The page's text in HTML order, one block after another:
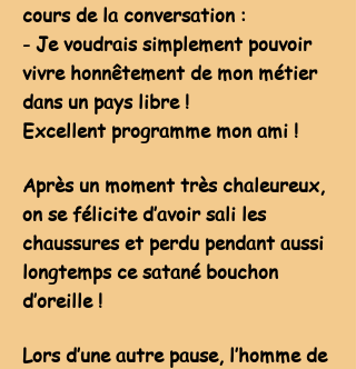
cours de la conversation :
- Je voudrais simplement pouvoir
vivre honnêtement de mon métier
dans un pays libre !
Excellent programme mon ami !
Après un moment très chaleureux,
on se félicite d’avoir sali les
chaussures et perdu pendant aussi
longtemps ce satané bouchon
d’oreille !
Lors d’une autre pause, l’homme de